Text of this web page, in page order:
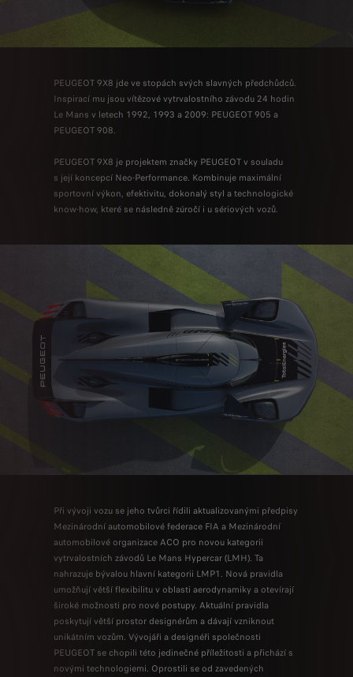
PEUGEOT 9X8 jde ve stopách svých slavných předchůdců.
Inspirací mu jsou vítězové vytrvalostního závodu 24 hodin
Le Mans v letech 1992, 1993 a 2009: PEUGEOT 905 a
PEUGEOT 908.
PEUGEOT 9X8 je projektem značky PEUGEOT v souladu
s její koncepcí Neo-Performance. Kombinuje maximální
sportovní výkon, efektivitu, dokonalý styl a technologické
know-how, které se následně zúročí i u sériových vozů.
Při vývoji vozu se jeho tvůrci řídili aktualizovanými předpisy
Mezinárodní automobilové federace FIA a Mezinárodní
automobilové organizace ACO pro novou kategorii
vytrvalostních závodů Le Mans Hypercar (LMH). Ta
nahrazuje bývalou hlavní kategorii LMP1. Nová pravidla
umožňují větší flexibilitu v oblasti aerodynamiky a otevírají
široké možnosti pro nové postupy. Aktuální pravidla
poskytují větší prostor designérům a dávají vzniknout
unikátním vozům. Vývojáři a designéři společnosti
PEUGEOT se chopili této jedinečné příležitosti a přichází s
novými technologiemi. Oprostili se od zavedených